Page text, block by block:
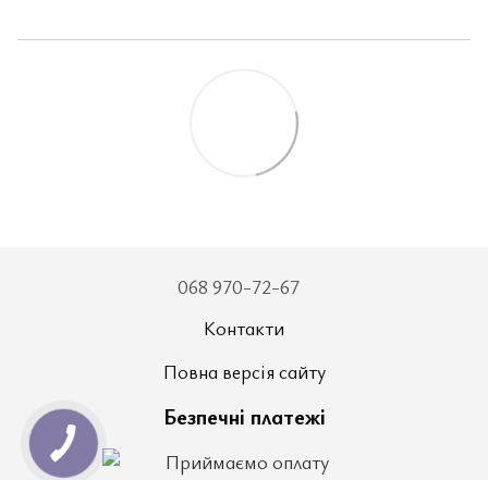
068 970-72-67
Контакти
Повна версія сайту
Безпечні платежі